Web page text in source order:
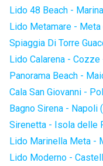
Lido 48 Beach -
Lido Metamare - Meta
Spiaggia Di Torre
Lido Calarena - Cozze
Panorama Beach -
Cala San Giovanni -
Bagno Sirena - Napoli
Sirenetta - Isola delle
Lido Marinella Meta -
Lido Moderno -